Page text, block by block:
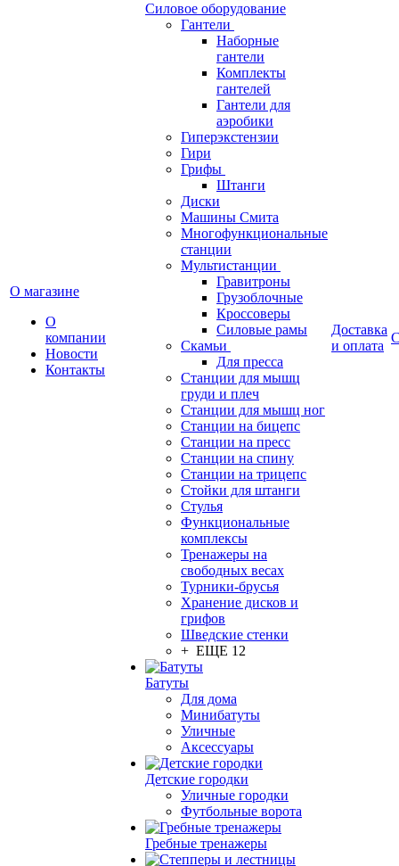
О магазине
О
компании
Новости
Контакты
Силовое оборудование
Гантели
Наборные
гантели
Комплекты
гантелей
Гантели для
аэробики
Гиперэкстензии
Гири
Грифы
Штанги
Диски
Машины Смита
Многофункциональные
станции
Мультистанции
Гравитроны
Грузоблочные
Кроссоверы
Силовые рамы
Скамьи
Для пресса
Станции для мышц
груди и плеч
Станции для мышц ног
Станции на бицепс
Станции на пресс
Станции на спину
Станции на трицепс
Стойки для штанги
Стулья
Функциональные
комплексы
Тренажеры на
свободных весах
Турники-брусья
Хранение дисков и
грифов
Шведские стенки
+ ЕЩЕ 12
Батуты
Для дома
Минибатуты
Уличные
Аксессуары
Детские городки
Уличные городки
Футбольные ворота
Гребные тренажеры
Доставка
и оплата